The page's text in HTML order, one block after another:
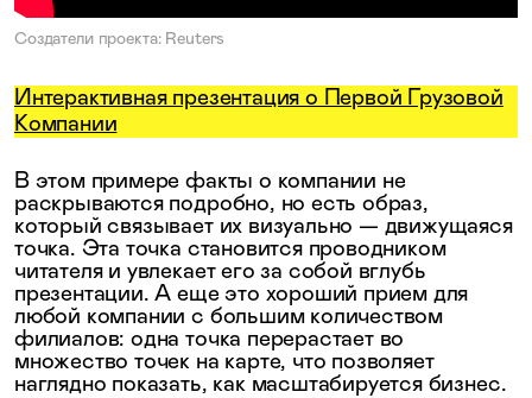
Создатели проекта: Reuters
Интерактивная презентация о Первой Грузовой
Компании
В этом примере факты о компании не
раскрываются подробно, но есть образ,
который связывает их визуально — движущаяся
точка. Эта точка становится проводником
читателя и увлекает его за собой вглубь
презентации. А еще это хороший прием для
любой компании с большим количеством
филиалов: одна точка перерастает во
множество точек на карте, что позволяет
наглядно показать, как масштабируется бизнес.